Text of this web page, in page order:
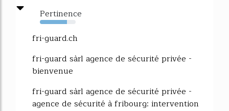
Pertinence
76%
fri-guard.ch
fri-guard sàrl agence de sécurité privée -
bienvenue
fri-guard sàrl agence de sécurité privée -
agence de sécurité à fribourg: intervention